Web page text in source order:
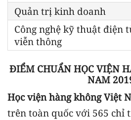
Quản trị kinh doanh
Công nghệ kỹ thuật điện
viễn thông
ĐIỂM CHUẨN HỌC VIỆN
NAM
Học viện hàng không Việt
trên toàn quốc với 565 chỉ